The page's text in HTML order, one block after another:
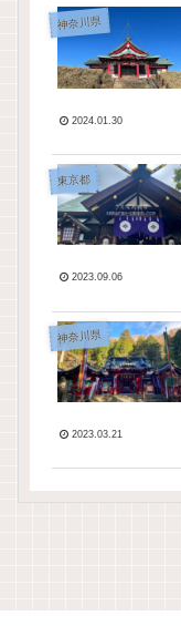
神奈川県
2024.01.30
東京都
2023.09.06
神奈川県
2023.03.21